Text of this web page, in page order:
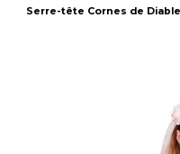
Serre-tête Cornes de